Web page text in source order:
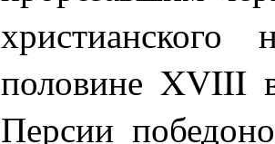
христианского
половине XVIII
Персии